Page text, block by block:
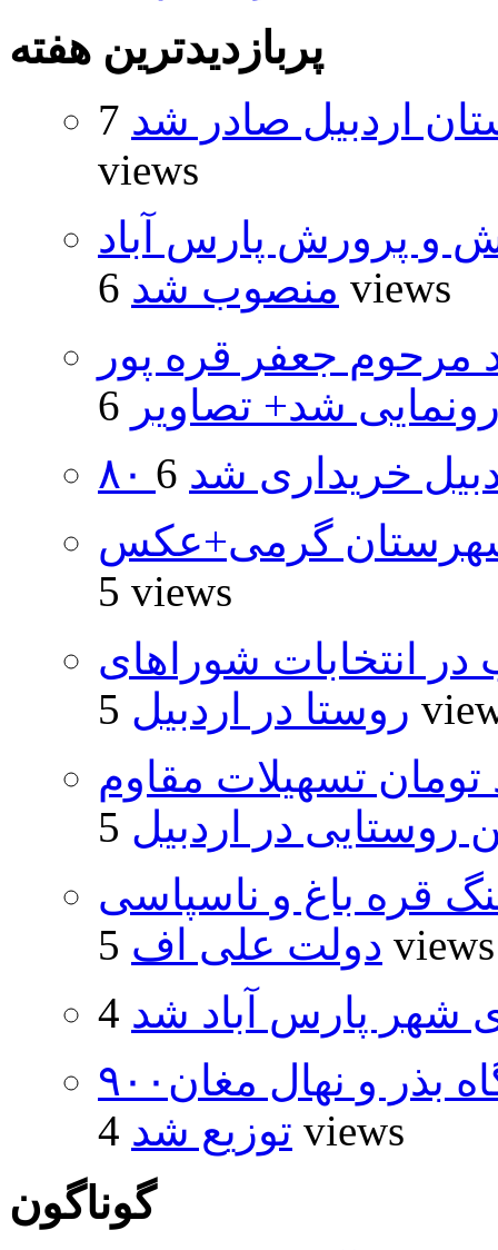
پربازدیدترین هفته
اردبیل صادر شد 7
views
و پرورش پارس آباد
منصوب شد 6 views
مرحوم جعفر قره پور
شد+ تصاویر
خریداری شد
گرمی+عکس
5 views
۵۰۰۰ داوطلب در انتخابات شوراهای
روستا در اردبیل 5
و ۴۸۰ میلیارد تومان تسهیلات مقاوم
در اردبیل
قره باغ و ناسپاسی
دولت علی اف 5 views
شهر پارس آباد شد
۹۰۰هزار اصله نهال توسط ایستگاه بذر و نهال مغان
توزیع شد 4 views
گوناگون